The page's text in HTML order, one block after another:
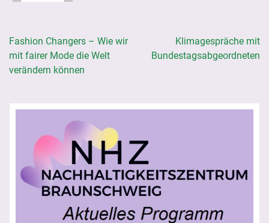
Beitragsnavigation
Fashion Changers – Wie wir
mit fairer Mode die Welt
verändern können
Klimagespräche mit
Bundestagsabgeordneten